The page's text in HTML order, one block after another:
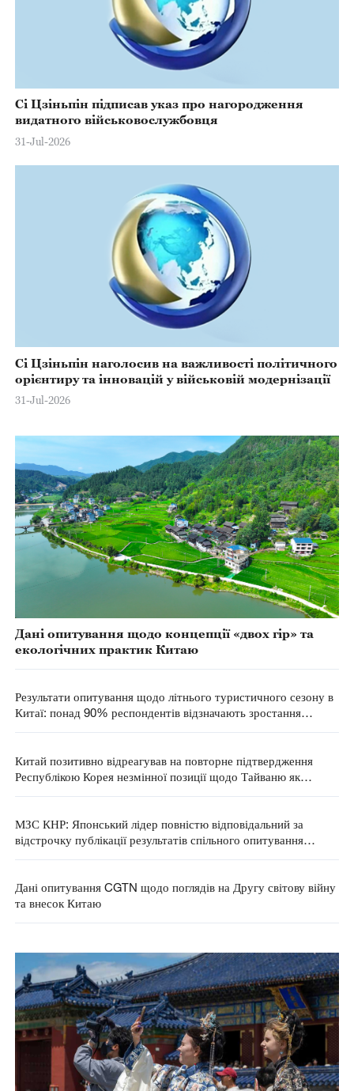
Сі Цзіньпін підписав указ про нагородження
видатного військовослужбовця
31-Jul-2026
Сі Цзіньпін наголосив на важливості політичного
орієнтиру та інновацій у військовій модернізації
31-Jul-2026
Дані опитування щодо концепції «двох гір» та
екологічних практик Китаю
Результати опитування щодо літнього туристичного сезону в
Китаї: понад 90% респондентів відзначають зростання
Китай позитивно відреагував на повторне підтвердження
Республікою Корея незмінної позиції щодо Тайваню як
МЗС КНР: Японський лідер повністю відповідальний за
відстрочку публікації результатів спільного опитування
Дані опитування CGTN щодо поглядів на Другу світову війну
та внесок Китаю